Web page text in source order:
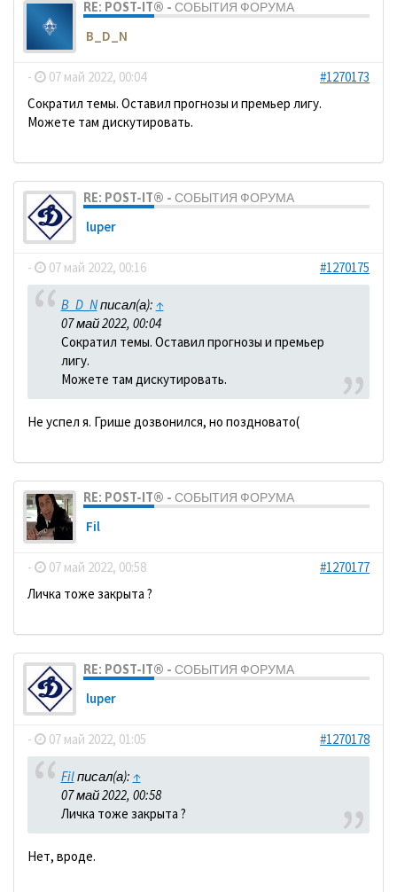
RE: POST-IT® - СОБЫТИЯ ФОРУМА
B_D_N
- 07 май 2022, 00:04
#1270173
Сократил темы. Оставил прогнозы и премьер лигу.
Можете там дискутировать.
RE: POST-IT® - СОБЫТИЯ ФОРУМА
luper
- 07 май 2022, 00:16 #1270175
B_D_Nписал(а): ↑
07 май 2022, 00:04
Сократил темы. Оставил прогнозы и премьер
лигу.
Можете там дискутировать.
Не успел я. Грише дозвонился, но поздновато(
RE: POST-IT® - СОБЫТИЯ ФОРУМА
Fil
- 07 май 2022, 00:58
#1270177
Личка тоже закрыта ?
RE: POST-IT® - СОБЫТИЯ ФОРУМА
luper
- 07 май 2022, 01:05 #1270178
Filписал(а): ↑
07 май 2022, 00:58
Личка тоже закрыта ?
Нет, вроде.